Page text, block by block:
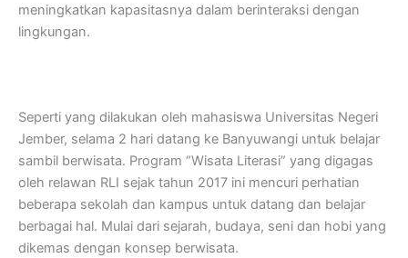
meningkatkan kapasitasnya dalam berinteraksi dengan
lingkungan.
Seperti yang dilakukan oleh mahasiswa Universitas Negeri
Jember, selama 2 hari datang ke Banyuwangi untuk belajar
sambil berwisata. Program “Wisata Literasi” yang digagas
oleh relawan RLI sejak tahun 2017 ini mencuri perhatian
beberapa sekolah dan kampus untuk datang dan belajar
berbagai hal. Mulai dari sejarah, budaya, seni dan hobi yang
dikemas dengan konsep berwisata.